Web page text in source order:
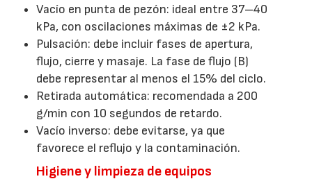
Vacío en punta de pezón: ideal entre 37–40
kPa, con oscilaciones máximas de ±2 kPa.
Pulsación: debe incluir fases de apertura,
flujo, cierre y masaje. La fase de flujo (B)
debe representar al menos el 15% del ciclo.
Retirada automática: recomendada a 200
g/min con 10 segundos de retardo.
Vacío inverso: debe evitarse, ya que
favorece el reflujo y la contaminación.
Higiene y limpieza de equipos